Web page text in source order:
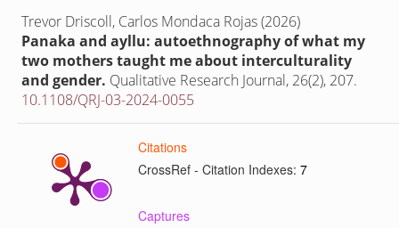
Trevor Driscoll, Carlos Mondaca Rojas (2026)
Panaka and ayllu: autoethnography of what my
two mothers taught me about interculturality
and gender. Qualitative Research Journal, 26(2), 207.
10.1108/QRJ-03-2024-0055
Citations
CrossRef - Citation Indexes:7
Captures